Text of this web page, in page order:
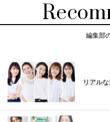
編集部
リアル